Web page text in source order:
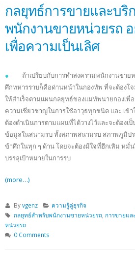
กลยุทธ์การขายและบริ
พนักงานขายหน่วยรถ
เพื่อความเป็นเลิศ
● ถ้าเปรียบกับการทำสงครามพนักงานขาย
ศึกทหารราบก็คือด่านหน้าในกองทัพ ที่จะต้องโ
ให้สำเร็จตามแผนกลยุทธ์ของแม่ทัพนายกองเพื่
ความเชี่ยวชาญในการใช้อาวุธทุกชนิด และ เข้
ต้องดำเนินการตามแผนที่ได้วางไว้และจะต้องเ
ข้อมูลในสนามรบ ทั้งสภาพสนามรบ สภาพภูมิป
ข้าศึกในทุก ๆ ด้าน โดยจะต้องมีใจที่ฮึกเหิม ห
บรรลุเป้าหมายในการรบ
(more…)
Byvgenz
ความรู้คู่ธุรกิจ
กลยุทธ์สำหรับพนักงานขายหน่วยรถ, การขายแล
หน่วยรถ
0 Comments